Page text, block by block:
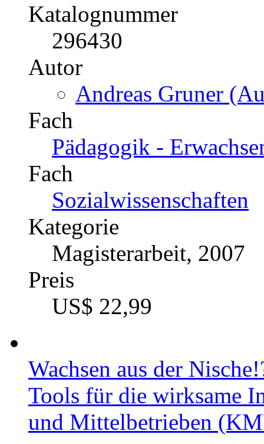
Katalognummer
296430
Autor
Andreas Gruner
Fach
Pädagogik -
Fach
Sozialwissenschaften
Kategorie
Magisterarbeit, 2007
Preis
US$ 22,99
Wachsen aus der
Tools für die wirksame
und Mittelbetrieben